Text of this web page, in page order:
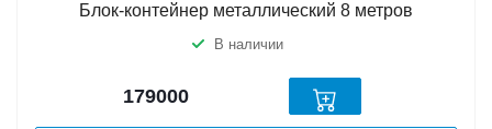
Блок-контейнер металлический 8 метров
В наличии
179000